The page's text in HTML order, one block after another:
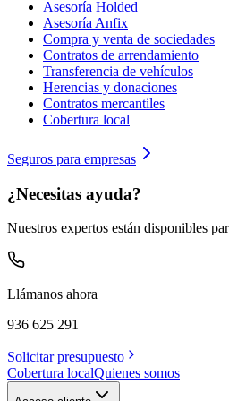
Asesoría Holded
Asesoría Anfix
Compra y venta de sociedades
Contratos de arrendamiento
Transferencia de vehículos
Herencias y donaciones
Contratos mercantiles
Cobertura local
Seguros para empresas
¿Necesitas ayuda?
Nuestros expertos están disponibles
Llámanos ahora
936 625 291
Solicitar presupuesto
Cobertura localQuienes somos